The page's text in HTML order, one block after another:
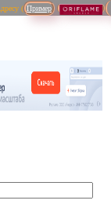
( Пример